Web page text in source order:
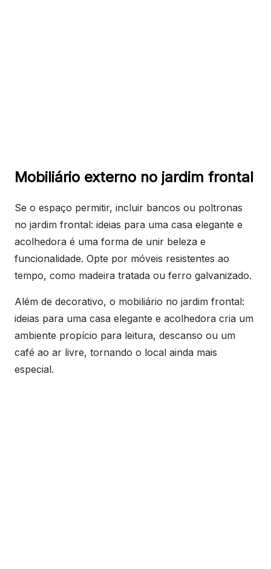
Mobiliário externo no jardim frontal
Se o espaço permitir, incluir bancos ou poltronas
no jardim frontal: ideias para uma casa elegante e
acolhedora é uma forma de unir beleza e
funcionalidade. Opte por móveis resistentes ao
tempo, como madeira tratada ou ferro galvanizado.
Além de decorativo, o mobiliário no jardim frontal:
ideias para uma casa elegante e acolhedora cria um
ambiente propício para leitura, descanso ou um
café ao ar livre, tornando o local ainda mais
especial.